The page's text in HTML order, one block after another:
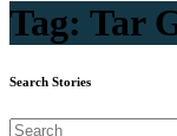
Tag: Tar
Search Stories